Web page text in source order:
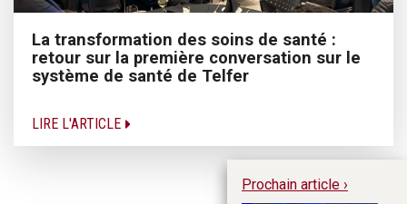
La transformation des soins de santé :
retour sur la première conversation sur le
système de santé de Telfer
LIRE L'ARTICLE
Prochain article ›